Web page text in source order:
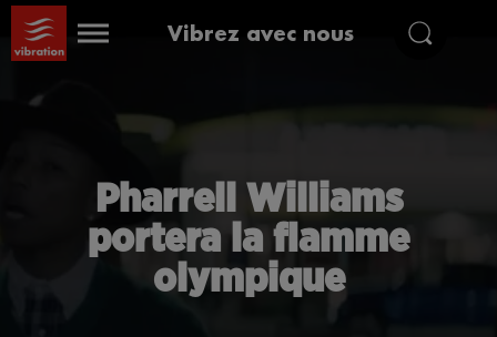
Vibrez avec nous
Pharrell Williams
portera la flamme
olympique